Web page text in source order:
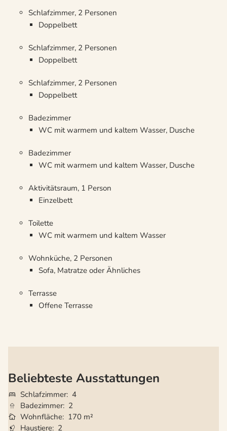
Schlafzimmer, 2 Personen
Doppelbett
Schlafzimmer, 2 Personen
Doppelbett
Schlafzimmer, 2 Personen
Doppelbett
Badezimmer
WC mit warmem und kaltem Wasser, Dusche
Badezimmer
WC mit warmem und kaltem Wasser, Dusche
Aktivitätsraum, 1 Person
Einzelbett
Toilette
WC mit warmem und kaltem Wasser
Wohnküche, 2 Personen
Sofa, Matratze oder Ähnliches
Terrasse
Offene Terrasse
Beliebteste Ausstattungen
Schlafzimmer 4
Badezimmer 2
Wohnfläche 170 m²
Haustiere 2